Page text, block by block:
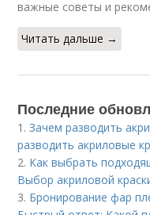
важные советы и
Читать дальше →
Последние
1.Зачем разводить
разводить акриловые
2. Как выбрать
Выбор акриловой
3. Бронирование фар